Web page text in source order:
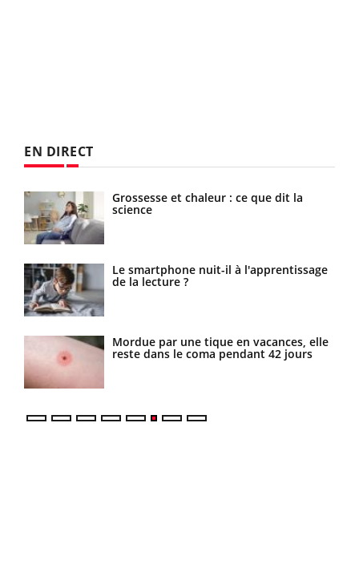
EN DIRECT
Grossesse et chaleur : ce que dit la
science
Le smartphone nuit-il à l'apprentissage
de la lecture ?
Mordue par une tique en vacances, elle
reste dans le coma pendant 42 jours